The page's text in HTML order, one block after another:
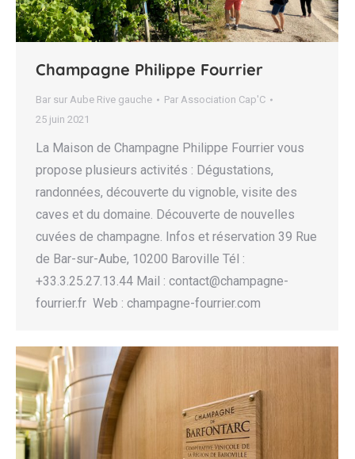
Champagne Philippe Fourrier
Bar sur Aube Rive gauche Par Association Cap'C
25 juin 2021
La Maison de Champagne Philippe Fourrier vous
propose plusieurs activités : Dégustations,
randonnées, découverte du vignoble, visite des
caves et du domaine. Découverte de nouvelles
cuvées de champagne. Infos et réservation 39 Rue
de Bar-sur-Aube, 10200 Baroville Tél :
+33.3.25.27.13.44 Mail : contact@champagne-
fourrier.fr Web : champagne-fourrier.com